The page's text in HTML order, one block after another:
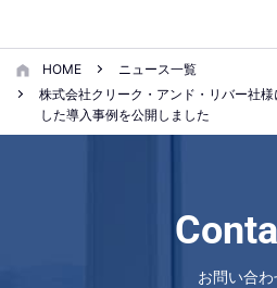
HOME
ニュース一覧
株式会社クリーク・アンド・リバー社
した導入事例を公開しました
お問い合わ